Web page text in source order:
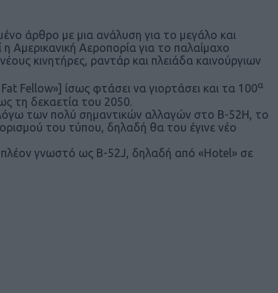
άρθρο με μια ανάλυση για το μεγάλο και
η Αμερικανική Αεροπορία για το παλαίμαχο
κινητήρες, ραντάρ και πλειάδα καινούργιων
Fellow»] ίσως φτάσει να γιορτάσει και τα 100α
τη δεκαετία του 2050.
των πολύ σημαντικών αλλαγών στο B-52H, το
του τύπου, δηλαδή θα του έγινε νέο
πλέον γνωστό ως B-52J, δηλαδή από «Hotel» σε